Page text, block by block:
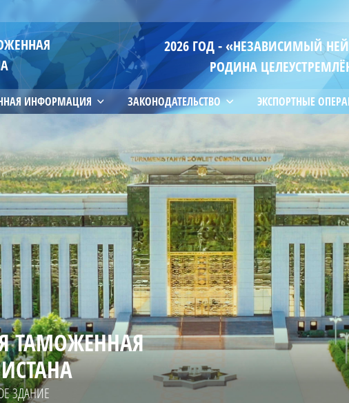
2026 ГОД - «НЕЗАВИСИМЫЙ
РОДИНА
ИНФОРМАЦИЯ ЗАКОНОДАТЕЛЬСТВО ЭКСПОРТНЫЕ
ТАМОЖЕННАЯ
ЗДАНИЕ